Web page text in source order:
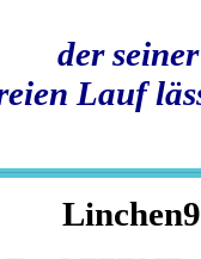
Lauf